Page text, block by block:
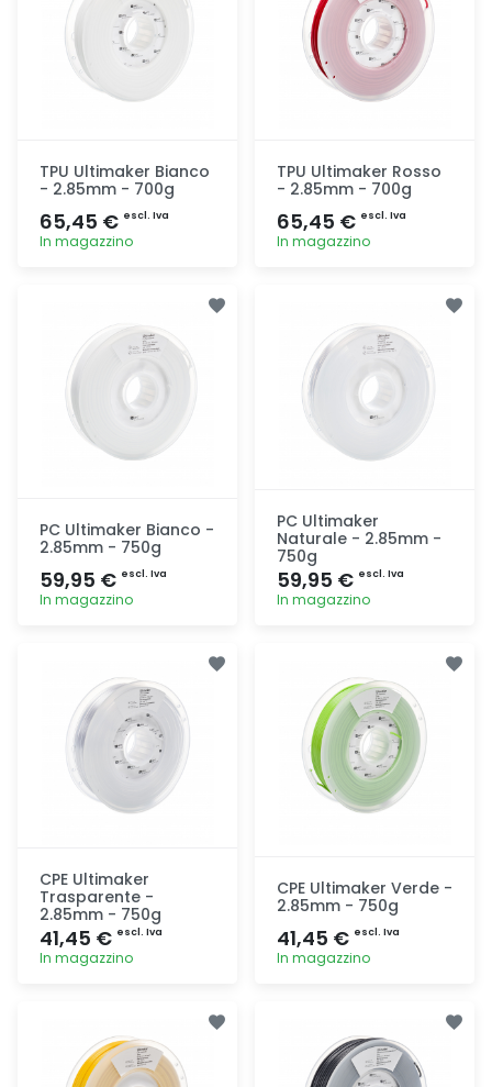
TPU Ultimaker Bianco
- 2.85mm - 700g
65,45 € escl. Iva
In magazzino
TPU Ultimaker Rosso
- 2.85mm - 700g
65,45 € escl. Iva
In magazzino
PC Ultimaker Bianco -
2.85mm - 750g
59,95 € escl. Iva
In magazzino
PC Ultimaker
Naturale - 2.85mm -
750g
59,95 € escl. Iva
In magazzino
CPE Ultimaker
Trasparente -
2.85mm - 750g
41,45 € escl. Iva
In magazzino
CPE Ultimaker Verde -
2.85mm - 750g
41,45 € escl. Iva
In magazzino